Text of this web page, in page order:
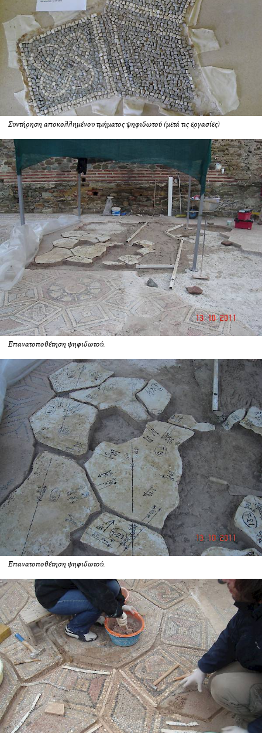
Συντήρηση αποκολλημένου τμήματος ψηφιδωτού (μετά τις εργασίες)
Επανατοποθέτηση ψηφιδωτού.
Επανατοποθέτηση ψηφιδωτού.